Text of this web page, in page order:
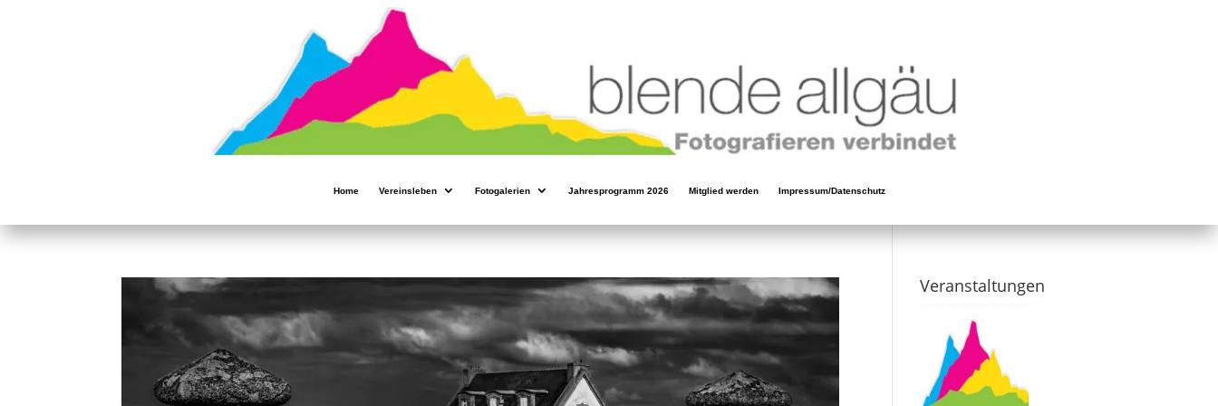
Home Vereinsleben Fotogalerien Jahresprogramm 2026 Mitglied werden Impressum/Datenschutz
Veranstaltungen